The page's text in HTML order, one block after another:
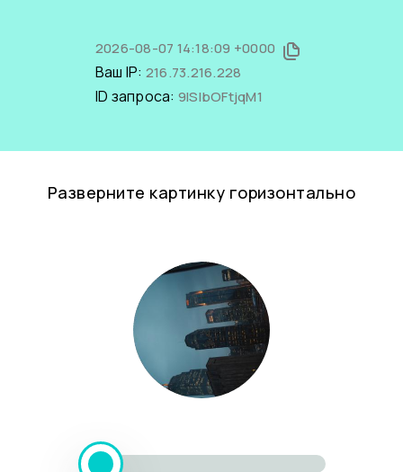
2026-08-07 14:18:09 +0000
Ваш IP: 216.73.216.228
ID запроса: 9ISlbOFtjqM1
Разверните картинку горизонтально